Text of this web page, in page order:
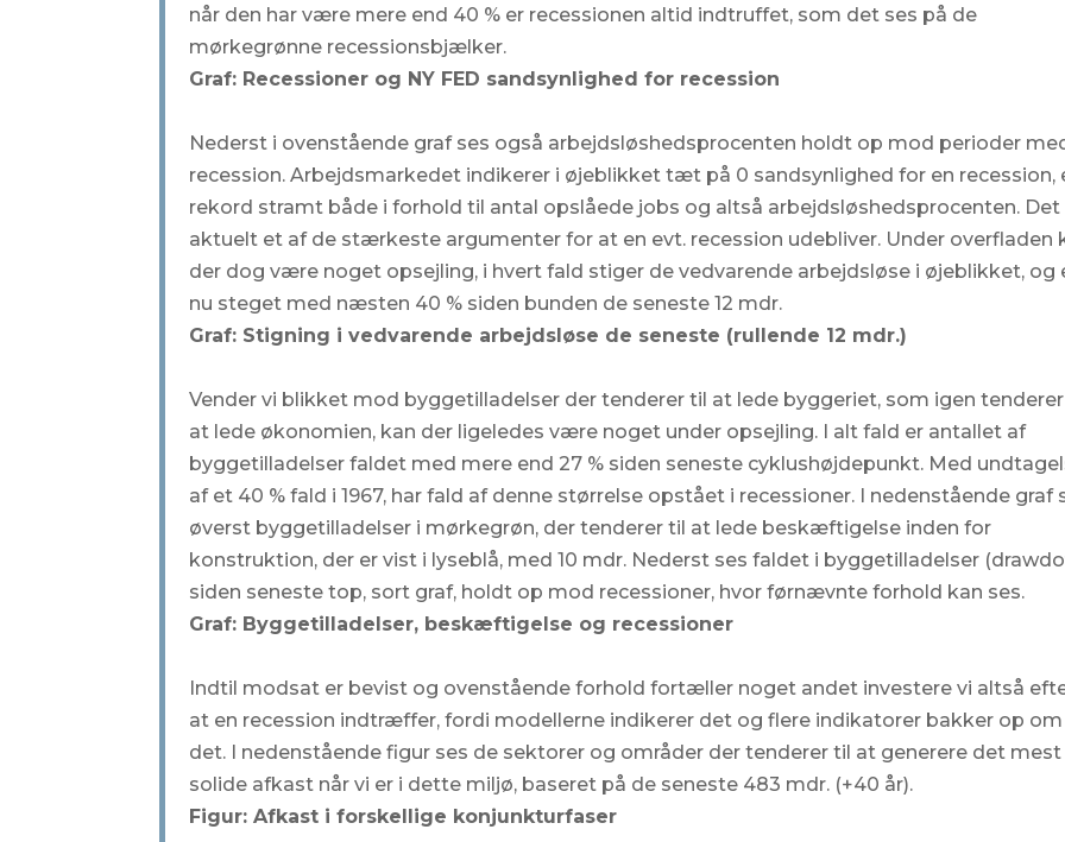
når den har være mere end 40 % er recessionen altid indtruffet, som det ses på de
mørkegrønne recessionsbjælker.
Graf: Recessioner og NY FED sandsynlighed for recession
Nederst i ovenstående graf ses også arbejdsløshedsprocenten holdt op mod perioder
recession. Arbejdsmarkedet indikerer i øjeblikket tæt på 0 sandsynlighed for en recession,
rekord stramt både i forhold til antal opslåede jobs og altså arbejdsløshedsprocenten. Det
aktuelt et af de stærkeste argumenter for at en evt. recession udebliver. Under overfladen
der dog være noget opsejling, i hvert fald stiger de vedvarende arbejdsløse i øjeblikket, og
nu steget med næsten 40 % siden bunden de seneste 12 mdr.
Graf: Stigning i vedvarende arbejdsløse de seneste (rullende 12 mdr.)
Vender vi blikket mod byggetilladelser der tenderer til at lede byggeriet, som igen
at lede økonomien, kan der ligeledes være noget under opsejling. I alt fald er antallet af
byggetilladelser faldet med mere end 27 % siden seneste cyklushøjdepunkt. Med
af et 40 % fald i 1967, har fald af denne størrelse opstået i recessioner. I nedenstående graf
øverst byggetilladelser i mørkegrøn, der tenderer til at lede beskæftigelse inden for
konstruktion, der er vist i lyseblå, med 10 mdr. Nederst ses faldet i byggetilladelser
siden seneste top, sort graf, holdt op mod recessioner, hvor førnævnte forhold kan ses.
Graf: Byggetilladelser, beskæftigelse og recessioner
Indtil modsat er bevist og ovenstående forhold fortæller noget andet investere vi altså
at en recession indtræffer, fordi modellerne indikerer det og flere indikatorer bakker op om
det. I nedenstående figur ses de sektorer og områder der tenderer til at generere det mest
solide afkast når vi er i dette miljø, baseret på de seneste 483 mdr. (+40 år).
Figur: Afkast i forskellige konjunkturfaser